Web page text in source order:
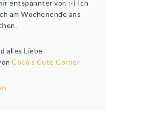
entspannter vor. :-) Ich
am Wochenende ans
alles Liebe
Coco’s Cute Corner